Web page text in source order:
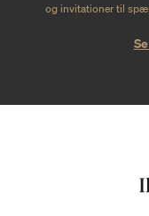
og invitationer til